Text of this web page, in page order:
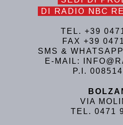
DI RADIO NBC
TEL. +39
FAX +39
SMS &
E-MAIL:
P.I.
VIA
TEL. 0471